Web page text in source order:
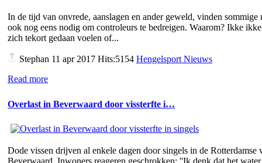
In de tijd van onvrede, aanslagen en ander geweld, vinden sommige
ook nog eens nodig om controleurs te bedreigen. Waarom? Ikke
zich tekort gedaan voelen of...
Stephan 11 apr 2017 Hits:5154 Hengelsport Nieuws
Read more
Overlast in Beverwaard door vissterfte i…
Dode vissen drijven al enkele dagen door singels in de Rotterdamse